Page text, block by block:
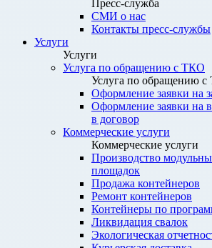
Пресс-служба
СМИ о нас
Контакты пресс-службы
Услуги
Услуги
Услуга по обращению с ТКО
Услуга по обращению
Оформление заявки на
Оформление заявки на
в договор
Коммерческие услуги
Коммерческие услуги
Производство
площадок
Продажа контейнеров
Ремонт контейнеров
Контейнеры по
Ликвидация свалок
Экологическая